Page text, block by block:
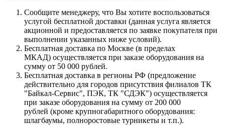
Сообщите менеджеру, что Вы хотите воспользоваться
услугой бесплатной доставки (данная услуга является
акционной и предоставляется по заявке покупателя при
выполнении указанных ниже условий).
Бесплатная доставка по Москве (в пределах
МКАД) осуществляется при заказе оборудования на
сумму от 50 000 рублей.
Бесплатная доставка в регионы РФ (предложение
действительно для городов присутствия филиалов ТК
"Байкал-Сервис", ПЭК, ТК "СДЭК") осуществляется
при заказе оборудования на сумму от 200 000
рублей (кроме крупногабаритного оборудования:
шлагбаумы, полноростовые турникеты и т.п.).